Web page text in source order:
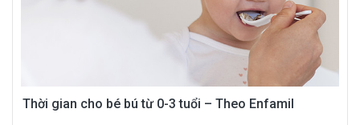
Thời gian cho bé bú từ 0-3 tuổi – Theo Enfamil